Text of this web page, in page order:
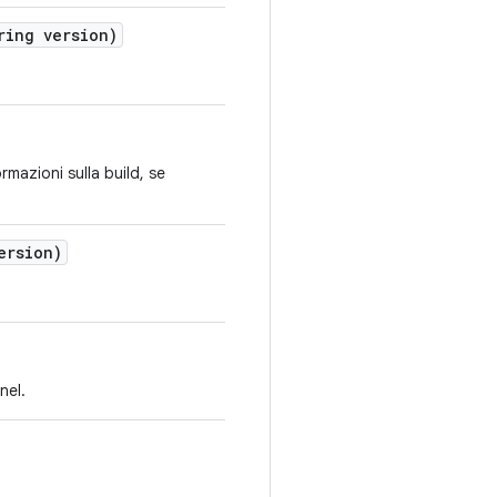
version)
sulla build, se